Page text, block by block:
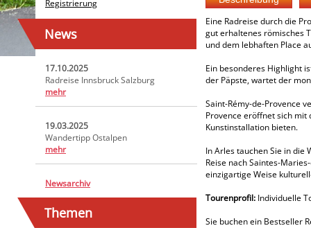
Registrierung
News
17.10.2025
Radreise Innsbruck Salzburg
mehr
19.03.2025
Wandertipp Ostalpen
mehr
Newsarchiv
Themen
Eine Radreise durch die
gut erhaltenes römisches
und dem lebhaften Place
Ein besonderes Highlight
der Päpste, wartet der
Saint-Rémy-de-Provence
Provence eröffnet sich
Kunstinstallation bieten.
In Arles tauchen Sie in die
Reise nach Saintes-
einzigartige Weise
Tourenprofil: Individuelle
Sie buchen ein Bestseller